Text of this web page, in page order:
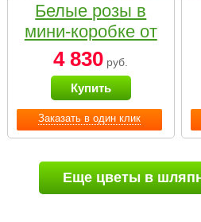
Заказать в один клик
Белые розы в
мини-коробке от
Bella Fiori
4 830 руб.
Купить
Еще цветы в